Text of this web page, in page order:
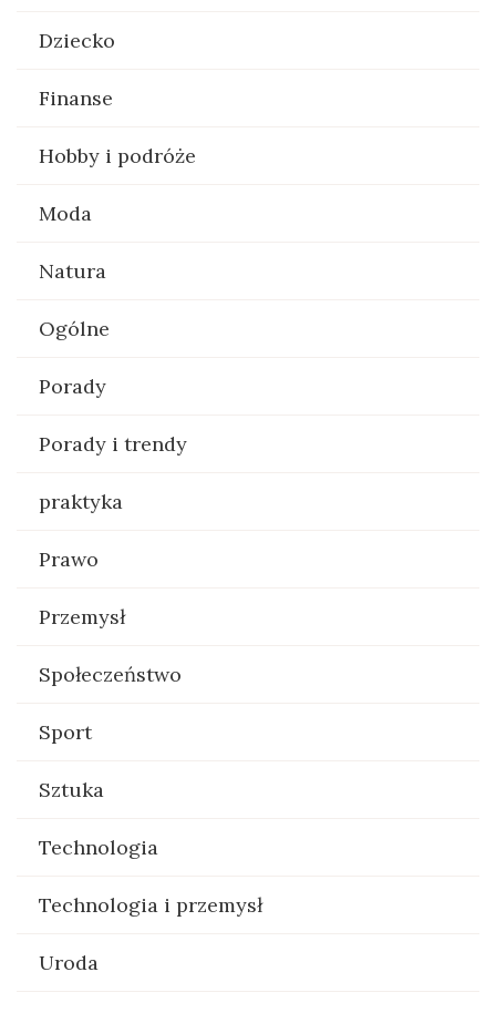
Dziecko
Finanse
Hobby i podróże
Moda
Natura
Ogólne
Porady
Porady i trendy
praktyka
Prawo
Przemysł
Społeczeństwo
Sport
Sztuka
Technologia
Technologia i przemysł
Uroda